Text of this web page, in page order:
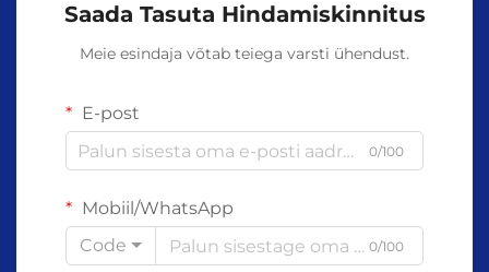
Saada Tasuta Hindamiskinnitus
Meie esindaja võtab teiega varsti ühendust.
E-post
0/100
Mobiil/WhatsApp
Code
0/100